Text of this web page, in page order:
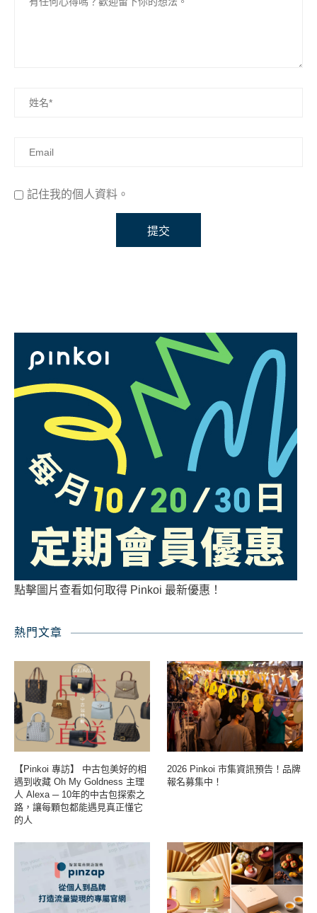
記住我的個人資料。
點擊圖片查看如何取得 Pinkoi 最新優惠！
熱門文章
【Pinkoi 專訪】 中古包美好的相
遇到收藏 Oh My Goldness 主理
人 Alexa ─ 10年的中古包探索之
路，讓每顆包都能遇見真正懂它
的人
2026 Pinkoi 市集資訊預告！品牌
報名募集中！